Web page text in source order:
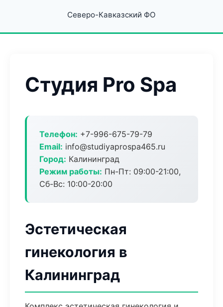
Северо-Кавказский ФО
Студия Pro Spa
Телефон: +7-996-675-79-79
Email: info@studiyaprospa465.ru
Город: Калининград
Режим работы: Пн-Пт: 09:00-21:00,
Сб-Вс: 10:00-20:00
Эстетическая
гинекология в
Калининград